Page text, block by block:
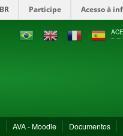
Participe Acesso à
AVA - Moodle Documentos